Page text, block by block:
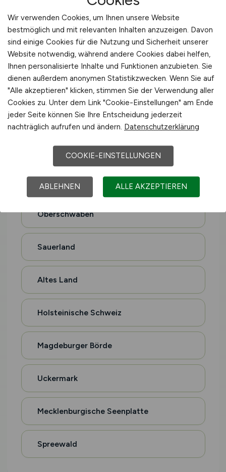
Oldenburger Münsterland
Pfalz
Rheingau
Moselregion
Eifel
Hohenlohe
Oberschwaben
Sauerland
Altes Land
Holsteinische Schweiz
Magdeburger Börde
Uckermark
Mecklenburgische Seenplatte
Spreewald
Wir verwenden Cookies, um Ihnen unsere Website
bestmöglich und mit relevanten Inhalten anzuzeigen. Davon
sind einige Cookies für die Nutzung und Sicherheit unserer
Website notwendig, während andere Cookies dabei helfen,
Ihnen personalisierte Inhalte und Funktionen anzubieten. Sie
dienen außerdem anonymen Statistikzwecken. Wenn Sie auf
"Alle akzeptieren" klicken, stimmen Sie der Verwendung aller
Cookies zu. Unter dem Link "Cookie-Einstellungen" am Ende
jeder Seite können Sie Ihre Entscheidung jederzeit
nachträglich aufrufen und ändern. Datenschutzerklärung
COOKIE-EINSTELLUNGEN
ABLEHNEN ALLE AKZEPTIEREN